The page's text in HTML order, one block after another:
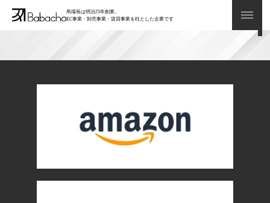
馬場長は明治25年創業。
EC事業・卸売事業・賃貸事業を柱とした企業です